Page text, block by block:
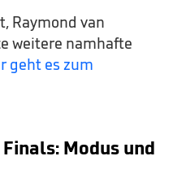
Raymond van
weitere namhafte
geht es zum
Modus und